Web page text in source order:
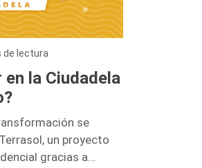
de lectura
la Ciudadela
se
un proyecto
gracias a